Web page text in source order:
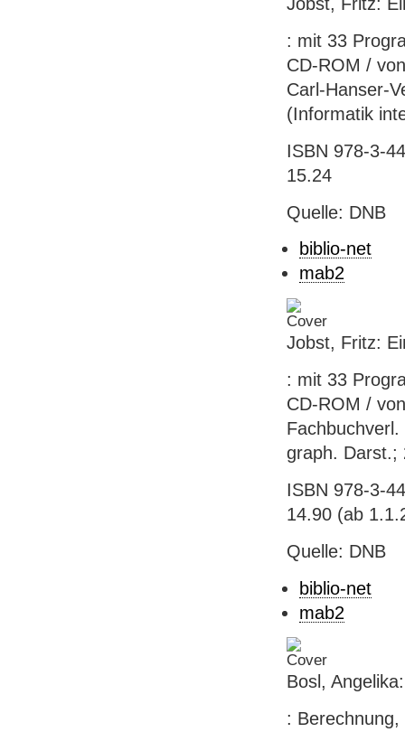
: mit 33
CD-ROM /
Carl-Hanser-
(Informatik
ISBN 978-3-
15.24
Quelle: DNB
biblio-net
mab2
Jobst, Fritz:
: mit 33
CD-ROM /
graph. Darst.;
ISBN 978-3-
14.90 (ab
Quelle: DNB
biblio-net
mab2
Bosl,
: